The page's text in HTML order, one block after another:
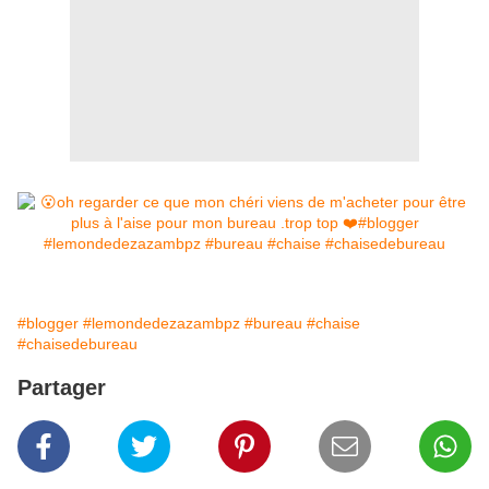
#blogger #lemondedezazambpz #bureau #chaise
#chaisedebureau
Partager